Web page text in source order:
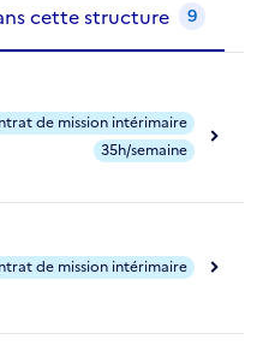
cette structure 9
de mission intérimaire
35h/semaine
de mission intérimaire